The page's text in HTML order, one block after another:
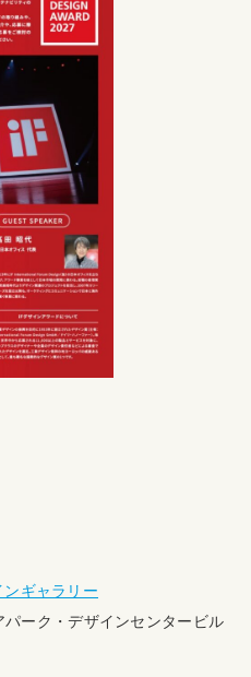
ギャラリー
ーク・デザインセンタービル